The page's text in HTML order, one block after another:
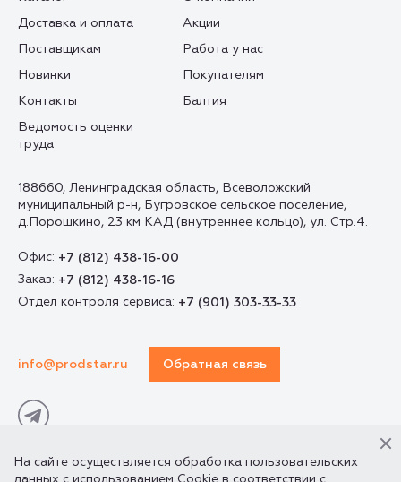
188660, Ленинградская область, Всеволожский
муниципальный р-н, Бугровское сельское поселение,
д.Порошкино, 23 км КАД (внутреннее кольцо), ул. Стр.4.
Офис: +7 (812) 438-16-00
Заказ: +7 (812) 438-16-16
Отдел контроля сервиса: +7 (901) 303-33-33
info@prodstar.ru Обратная связь
Доставка и оплата
Акции
Поставщикам
Работа у нас
Новинки
Покупателям
Контакты
Балтия
Ведомость оценки
труда
На сайте осуществляется обработка пользовательских
данных с использованием Cookie в соответствии с